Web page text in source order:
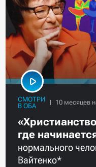
СМОТРИ
В ОБА
где
нормального
Вайтенко*